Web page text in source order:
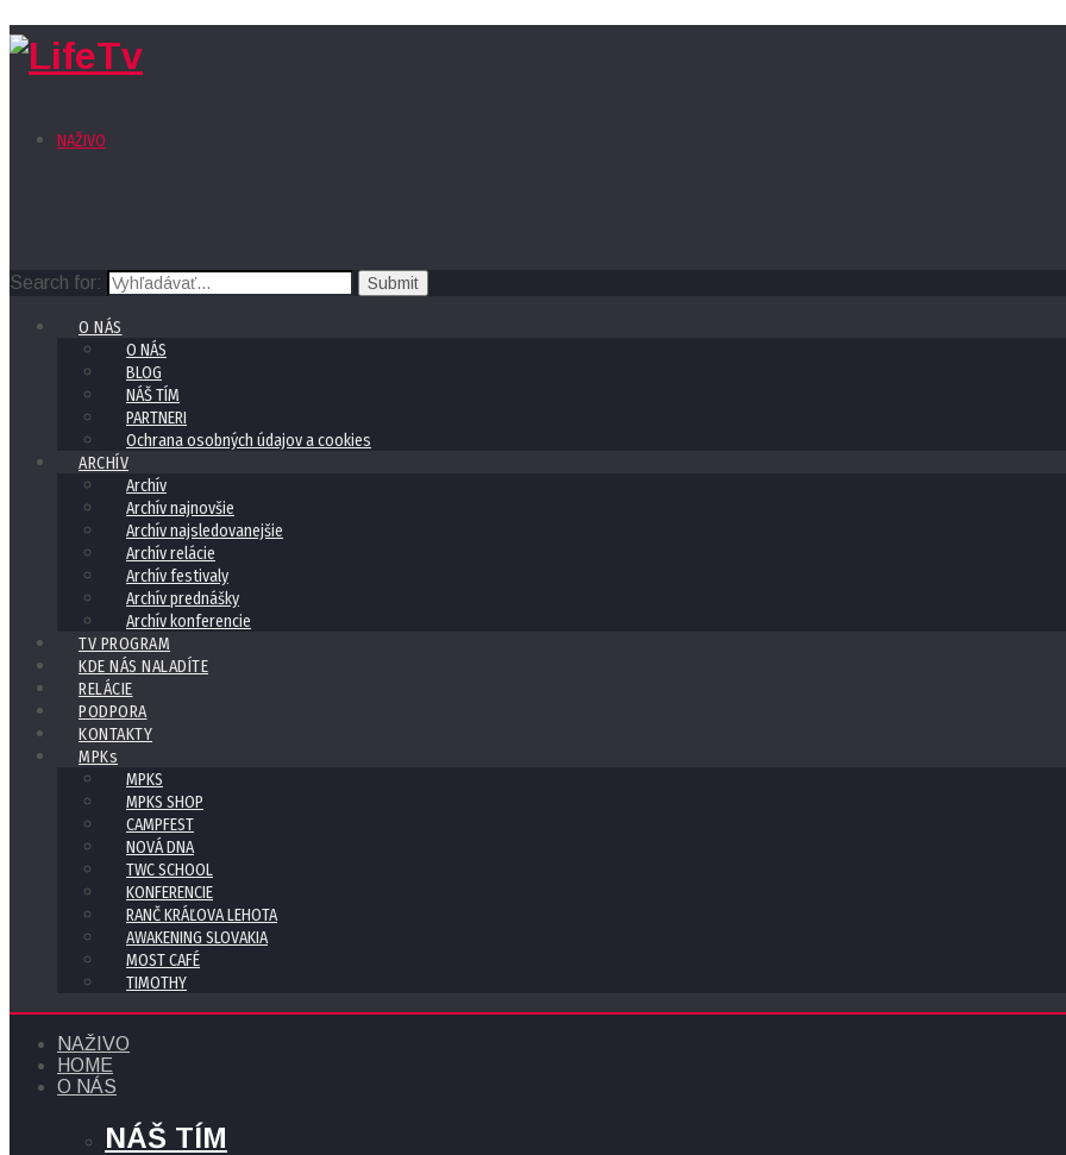
NAŽIVO
Search for:
O NÁS
O NÁS
BLOG
NÁŠ TÍM
PARTNERI
Ochrana osobných údajov a cookies
ARCHÍV
Archív
Archív najnovšie
Archív najsledovanejšie
Archív relácie
Archív festivaly
Archív prednášky
Archív konferencie
TV PROGRAM
KDE NÁS NALADÍTE
RELÁCIE
PODPORA
KONTAKTY
MPKs
MPKS
MPKS SHOP
CAMPFEST
NOVÁ DNA
TWC SCHOOL
KONFERENCIE
RANČ KRÁĽOVA LEHOTA
AWAKENING SLOVAKIA
MOST CAFÉ
TIMOTHY
NAŽIVO
HOME
O NÁS
NÁŠ TÍM